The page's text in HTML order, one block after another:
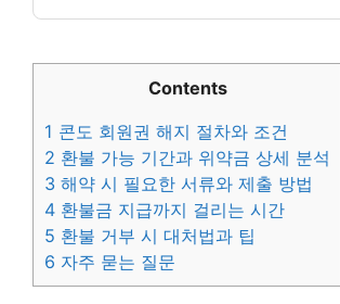
Contents
1 콘도 회원권 해지 절차와 조건
2 환불 가능 기간과 위약금 상세 분석
3 해약 시 필요한 서류와 제출 방법
4 환불금 지급까지 걸리는 시간
5 환불 거부 시 대처법과 팁
6 자주 묻는 질문